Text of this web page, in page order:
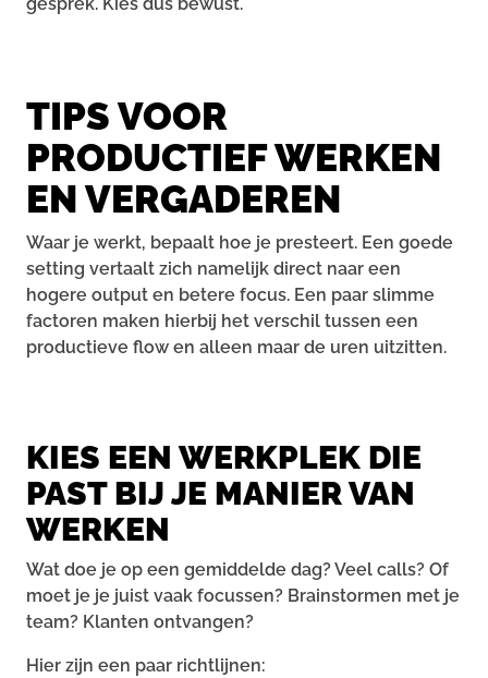
gesprek. Kies dus bewust.
TIPS VOOR
PRODUCTIEF WERKEN
EN VERGADEREN
Waar je werkt, bepaalt hoe je presteert. Een goede
setting vertaalt zich namelijk direct naar een
hogere output en betere focus. Een paar slimme
factoren maken hierbij het verschil tussen een
productieve flow en alleen maar de uren uitzitten.
KIES EEN WERKPLEK DIE
PAST BIJ JE MANIER VAN
WERKEN
Wat doe je op een gemiddelde dag? Veel calls? Of
moet je je juist vaak focussen? Brainstormen met je
team? Klanten ontvangen?
Hier zijn een paar richtlijnen: